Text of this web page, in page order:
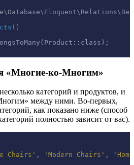
()
«Многие-ко-Многим»
категорий и продуктов, и
между ними. Во-первых,
как показано ниже (способ
полностью зависит от вас).
Chairs' , 'Modern Chairs' ,